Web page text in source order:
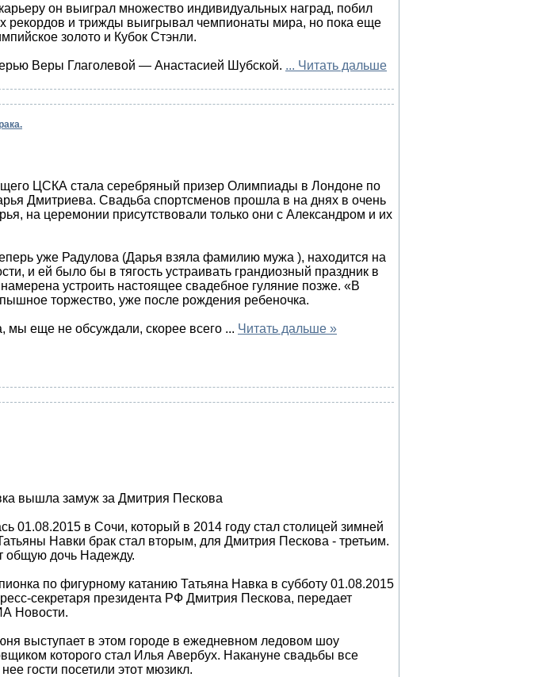
он выиграл множество индивидуальных наград, побил
рекордов и трижды выигрывал чемпионаты мира, но пока еще
золото и Кубок Стэнли.
Веры Глаголевой — Анастасией Шубской. ... Читать дальше
стала серебряный призер Олимпиады в Лондоне по
Дмитриева. Свадьба спортсменов прошла в на днях в очень
на церемонии присутствовали только они с Александром и их
уже Радулова (Дарья взяла фамилию мужа ), находится на
и ей было бы в тягость устраивать грандиозный праздник в
устроить настоящее свадебное гуляние позже. «В
торжество, уже после рождения ребеночка.
мы еще не обсуждали, скорее всего ... Читать дальше »
замуж за Дмитрия Пескова
01.08.2015 в Сочи, который в 2014 году стал столицей зимней
Навки брак стал вторым, для Дмитрия Пескова - третьим.
общую дочь Надежду.
по фигурному катанию Татьяна Навка в субботу 01.08.2015
секретаря президента РФ Дмитрия Пескова, передает
Новости.
выступает в этом городе в ежедневном ледовом шоу
которого стал Илья Авербух. Накануне свадьбы все
гости посетили этот мюзикл.